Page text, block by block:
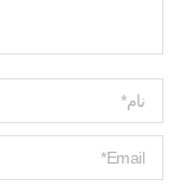
Name *
ایمیل *